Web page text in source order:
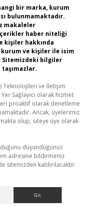
bir marka, kurum
bulunmamaktadır.
makaleler
haber niteliği
kişiler hakkında
kurum ve kişiler ile isim
bilgiler
Teknolojileri ve İletişim
Sağlayıcı olarak hizmet
proaktif olarak denetleme
Ancak, üyelerimiz
olup, siteye üye olarak
düşündüğünüz
adresine bildirmeniz
sitemizden kaldırılacaktır.